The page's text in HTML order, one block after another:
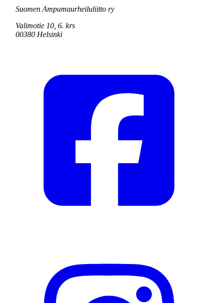
Suomen Ampumaurheiluliitto ry
Valimotie 10, 6. krs
00380 Helsinki